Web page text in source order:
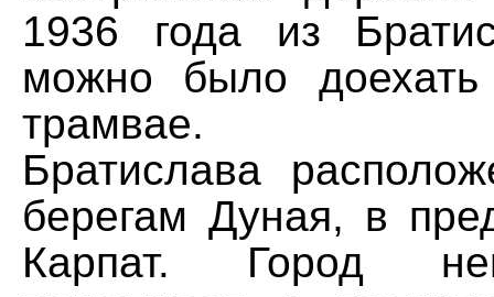
1936 года из
можно было доехать
трамвае.
Братислава
берегам Дуная, в
Карпат. Город